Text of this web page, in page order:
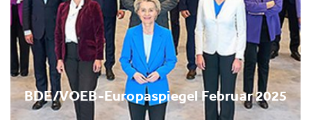
BDE/VOEB-Europaspiegel Februar 2025